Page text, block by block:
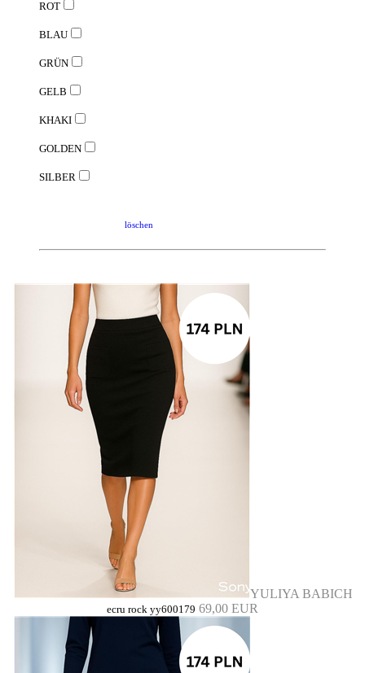
ROT
BLAU
GRÜN
GELB
KHAKI
GOLDEN
SILBER
löschen
YULIYA BABICH
ecru rock yy600179 69,00 EUR